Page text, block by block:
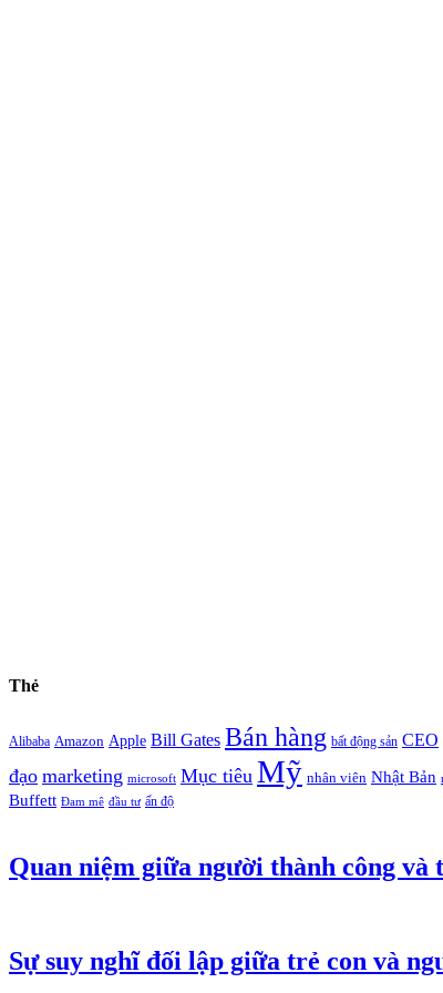
Thẻ
Alibaba Amazon Apple Bill Gates Bán hàng bất động sản CEO
đạo marketing microsoft Mục tiêu Mỹ nhân viên Nhật Bản
Buffett Đam mê đầu tư ấn độ
Quan niệm giữa người thành công và
Sự suy nghĩ đối lập giữa trẻ con và